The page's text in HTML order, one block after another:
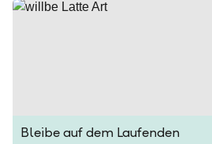
Bleibe auf dem Laufenden